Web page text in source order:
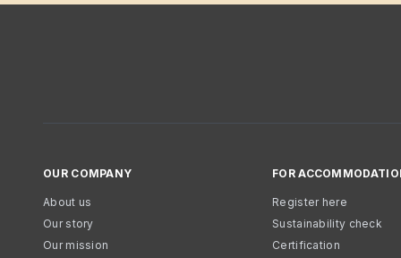
OUR COMPANY
About us
Our story
Our mission
FOR
Register here
Sustainability check
Certification